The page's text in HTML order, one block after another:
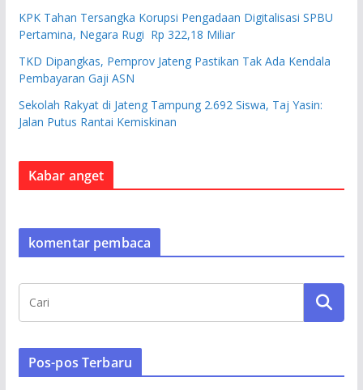
KPK Tahan Tersangka Korupsi Pengadaan Digitalisasi SPBU
Pertamina, Negara Rugi Rp 322,18 Miliar
TKD Dipangkas, Pemprov Jateng Pastikan Tak Ada Kendala
Pembayaran Gaji ASN
Sekolah Rakyat di Jateng Tampung 2.692 Siswa, Taj Yasin:
Jalan Putus Rantai Kemiskinan
Kabar anget
komentar pembaca
Pos-pos Terbaru